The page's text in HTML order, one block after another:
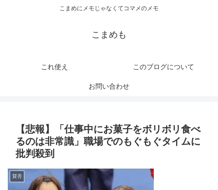
こまめにメモじゃなくてコマメのメモ
こまめも
これ使え このブログについて
お問い合わせ
【悲報】「仕事中にお菓子をボリボリ食べ
るのは非常識」職場でのもぐもぐタイムに
批判殺到
賛否